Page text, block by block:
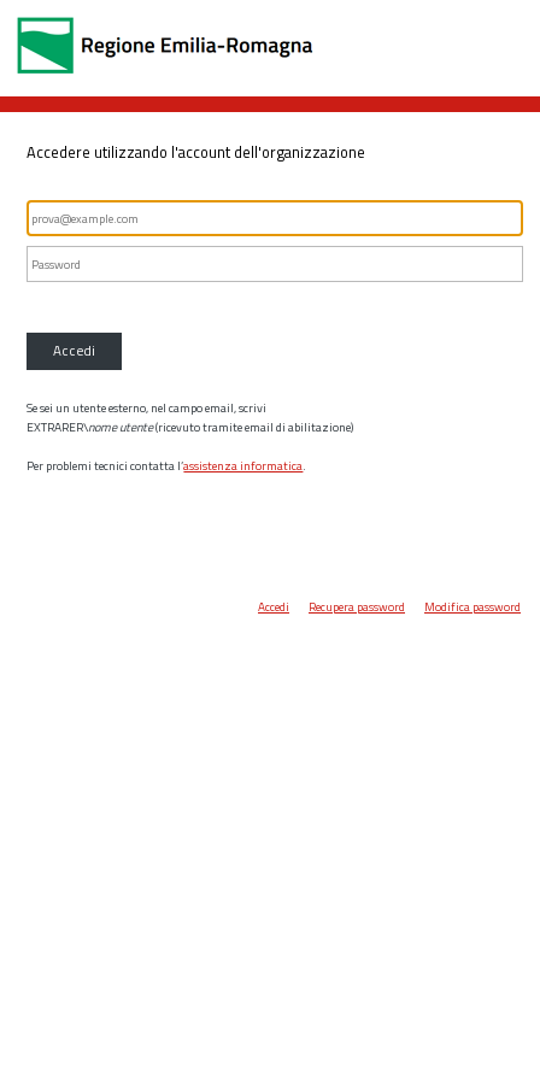
Accedere utilizzando l'account dell'organizzazione
Accedi
Se sei un utente esterno, nel campo email, scrivi
EXTRARER\nome utente(ricevuto tramite email di abilitazione)
Per problemi tecnici contatta l’assistenza informatica.
Accedi Recupera password Modifica password